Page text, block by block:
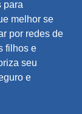
para
melhor se
por redes de
filhos e
seu
e